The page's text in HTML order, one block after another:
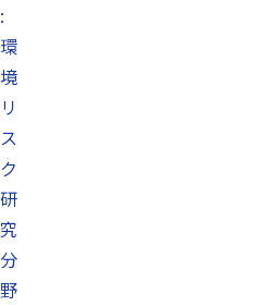
:
環
境
リ
ス
ク
研
究
分
野